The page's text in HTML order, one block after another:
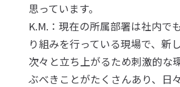
思っています。
K.M.：現在の所属部署は社内で
り組みを行っている現場で、新
次々と立ち上がるため刺激的な
ぶべきことがたくさんあり、日